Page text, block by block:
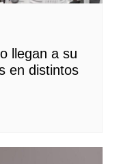
llegan a su
en distintos